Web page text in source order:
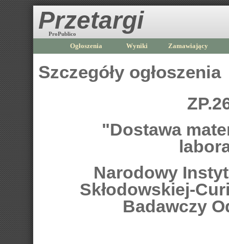
Przetargi
ProPublico
Ogłoszenia Wyniki Zamawiający
Szczegóły ogłoszenia
"Dostawa
Narodowy
Skłodowskiej-
Badawczy